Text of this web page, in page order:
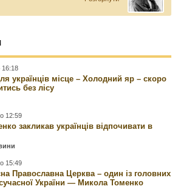
16:18
українців місце – Холодний яр – скоро
без лісу
12:59
закликав українців відпочивати в
15:49
Православна Церква – один із головних
сучасної України — Микола Томенко